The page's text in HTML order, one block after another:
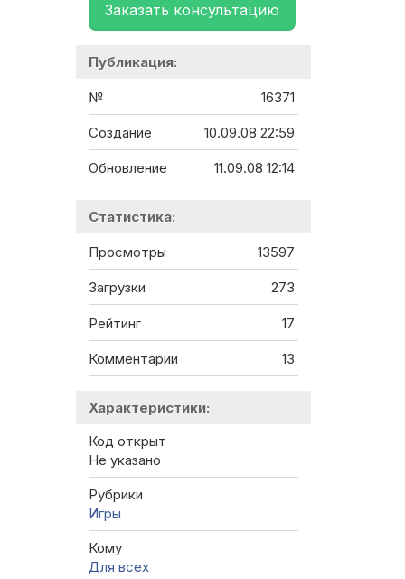
Заказать консультацию
Публикация:
№ 16371
Создание 10.09.08 22:59
Обновление 11.09.08 12:14
Статистика:
Просмотры 13597
Загрузки 273
Рейтинг 17
Комментарии 13
Характеристики:
Код открыт
Не указано
Рубрики
Игры
Кому
Для всех